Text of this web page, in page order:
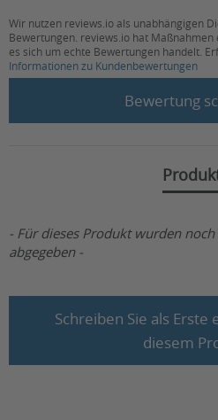
Download M40-12 SLD G
Download M24 SLD G FT (12
Download Pflege- und
Hersteller: East Penn
1631 South Sinclair Street
Anaheim, CA 92806, USA
Ansprechpartner
MK Battery EMEA GmbH
Wir nutzen reviews.io als unabhängigen
Bewertungen. reviews.io hat
es sich um echte Bewertungen handelt.
Informationen zu Kundenbewertungen
Bewertung
- Für dieses Produkt wurden
abgegeben -
Schreiben Sie als Erste
diesem